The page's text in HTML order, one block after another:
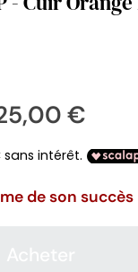
€
de son succès